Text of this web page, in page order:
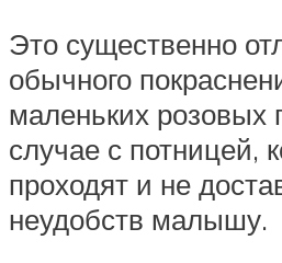
Это существенно
обычного
маленьких розовых
случае с потницей,
проходят и не
неудобств малышу.